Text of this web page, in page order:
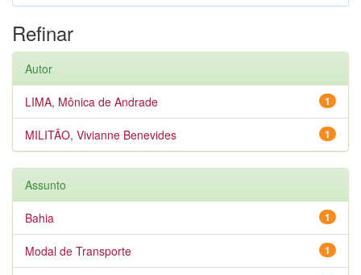
Refinar
Autor
1
LIMA, Mônica de Andrade
1
MILITÃO, Vivianne Benevides
Assunto
1
Bahia
1
Modal de Transporte